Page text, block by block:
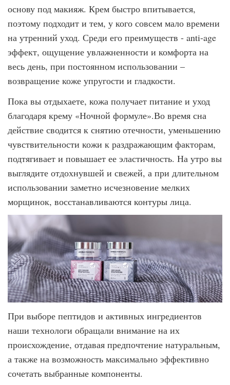
основу под макияж. Крем быстро впитывается,
поэтому подходит и тем, у кого совсем мало времени
на утренний уход. Среди его преимуществ - anti-age
эффект, ощущение увлажненности и комфорта на
весь день, при постоянном использовании –
возвращение коже упругости и гладкости.
Пока вы отдыхаете, кожа получает питание и уход
благодаря крему «Ночной формуле».Во время сна
действие сводится к снятию отечности, уменьшению
чувствительности кожи к раздражающим факторам,
подтягивает и повышает ее эластичность. На утро вы
выглядите отдохнувшей и свежей, а при длительном
использовании заметно исчезновение мелких
морщинок, восстанавливаются контуры лица.
При выборе пептидов и активных ингредиентов
наши технологи обращали внимание на их
происхождение, отдавая предпочтение натуральным,
а также на возможность максимально эффективно
сочетать выбранные компоненты.